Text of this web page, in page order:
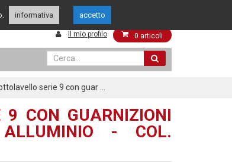
049 8015108
349 4262144
Il mio profilo 0 articoli
serie 9 con guar ...
9 CON GUARNIZIONI
- COL.
informativa accetto